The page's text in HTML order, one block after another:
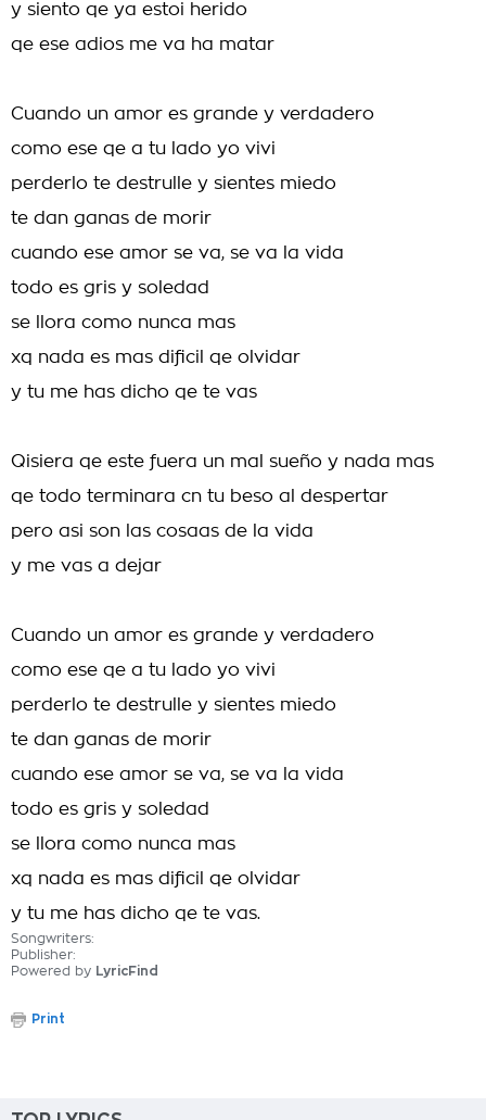
y siento qe ya estoi herido
qe ese adios me va ha matar
Cuando un amor es grande y verdadero
como ese qe a tu lado yo vivi
perderlo te destrulle y sientes miedo
te dan ganas de morir
cuando ese amor se va, se va la vida
todo es gris y soledad
se llora como nunca mas
xq nada es mas dificil qe olvidar
y tu me has dicho qe te vas
Qisiera qe este fuera un mal sueño y nada mas
qe todo terminara cn tu beso al despertar
pero asi son las cosaas de la vida
y me vas a dejar
Cuando un amor es grande y verdadero
como ese qe a tu lado yo vivi
perderlo te destrulle y sientes miedo
te dan ganas de morir
cuando ese amor se va, se va la vida
todo es gris y soledad
se llora como nunca mas
xq nada es mas dificil qe olvidar
y tu me has dicho qe te vas.
Songwriters:
Publisher:
Powered by LyricFind
Print